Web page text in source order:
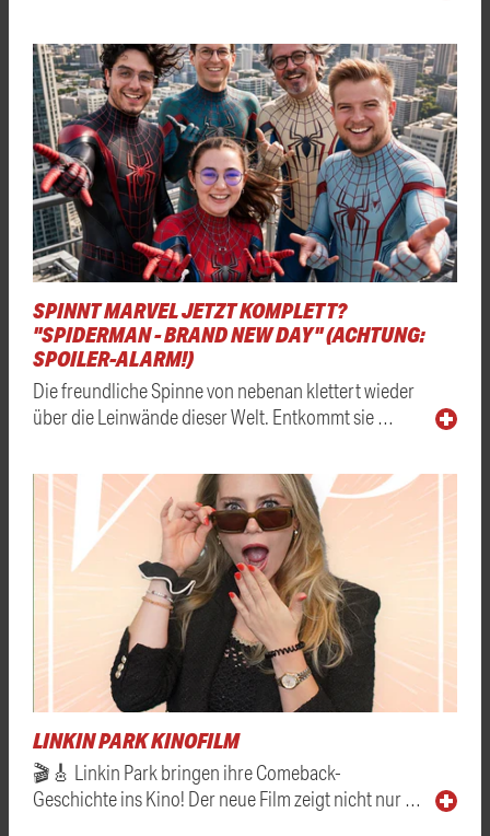
SPINNT MARVEL JETZT KOMPLETT?
"SPIDERMAN - BRAND NEW DAY" (ACHTUNG:
SPOILER-ALARM!)
Die freundliche Spinne von nebenan klettert wieder
über die Leinwände dieser Welt. Entkommt sie …
LINKIN PARK KINOFILM
🎬🎸 Linkin Park bringen ihre Comeback-
Geschichte ins Kino! Der neue Film zeigt nicht nur …